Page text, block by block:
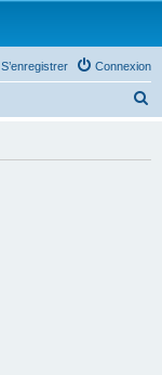
Connexion
S’enregistrer